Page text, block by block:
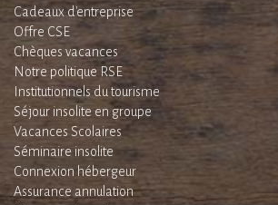
Cadeaux d'entreprise
Offre CSE
Chèques vacances
Notre politique RSE
Institutionnels du tourisme
Séjour insolite en groupe
Vacances Scolaires
Séminaire insolite
Connexion hébergeur
Assurance annulation